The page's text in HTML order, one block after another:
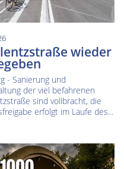
wieder
- Sanierung und
der viel befahrenen
sind vollbracht, die
erfolgt im Laufe des...